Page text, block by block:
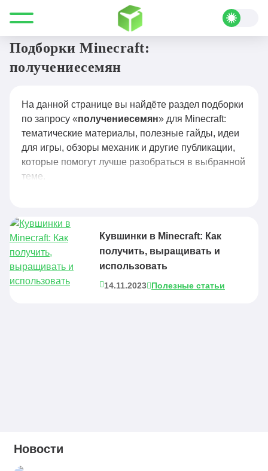
Все для Minecraft получениесемян
Подборки Minecraft:
получениесемян
На данной странице вы найдёте раздел подборки
по запросу «получениесемян» для Minecraft:
тематические материалы, полезные гайды, идеи
для игры, обзоры механик и другие публикации,
которые помогут лучше разобраться в выбранной
теме.
Кувшинки в Minecraft: Как
получить, выращивать и
использовать
14.11.2023 Полезные статьи
Новости